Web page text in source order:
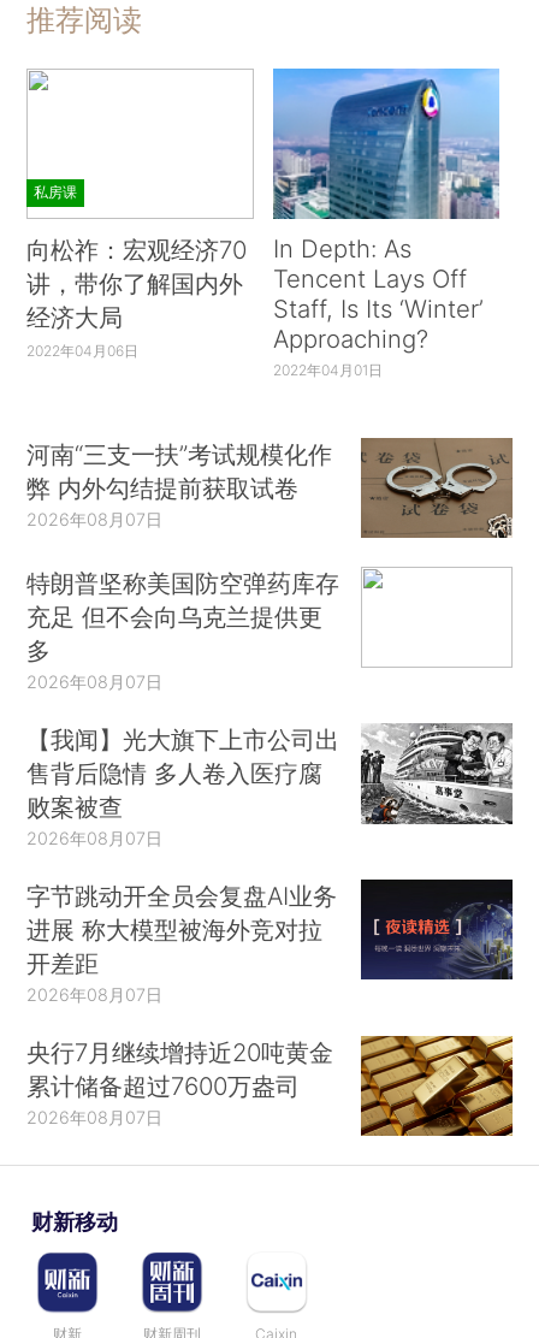
推荐阅读
私房课
向松祚：宏观经济70
讲，带你了解国内外
经济大局
2022年04月06日
In Depth: As
Tencent Lays Off
Staff, Is Its ‘Winter’
Approaching?
2022年04月01日
河南“三支一扶”考试规模化作
弊 内外勾结提前获取试卷
2026年08月07日
特朗普坚称美国防空弹药库存
充足 但不会向乌克兰提供更
多
2026年08月07日
【我闻】光大旗下上市公司出
售背后隐情 多人卷入医疗腐
败案被查
2026年08月07日
字节跳动开全员会复盘AI业务
进展 称大模型被海外竞对拉
开差距
2026年08月07日
央行7月继续增持近20吨黄金
累计储备超过7600万盎司
2026年08月07日
财新移动
财新 财新周刊 Caixin